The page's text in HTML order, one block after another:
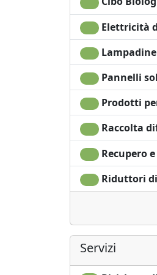
Elettricità
Lampadine
Pannelli
Prodotti
Raccolta
Recupero
Riduttori di
Servizi